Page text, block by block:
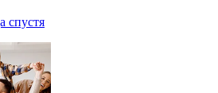
спустя